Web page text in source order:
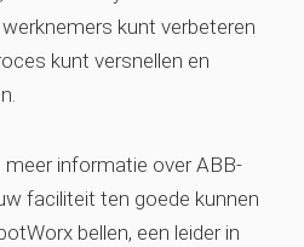
kunt verbeteren
kunt versnellen en
informatie over ABB-
faciliteit ten goede kunnen
bellen, een leider in